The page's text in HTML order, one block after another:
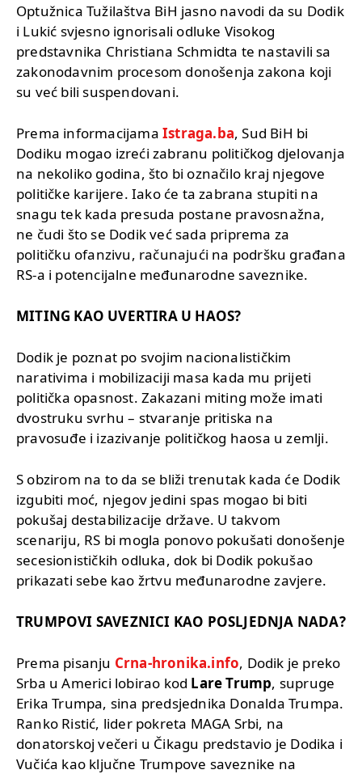
Optužnica Tužilaštva BiH jasno navodi da su Dodik
i Lukić svjesno ignorisali odluke Visokog
predstavnika Christiana Schmidta te nastavili sa
zakonodavnim procesom donošenja zakona koji
su već bili suspendovani.
Prema informacijama Istraga.ba, Sud BiH bi
Dodiku mogao izreći zabranu političkog djelovanja
na nekoliko godina, što bi označilo kraj njegove
političke karijere. Iako će ta zabrana stupiti na
snagu tek kada presuda postane pravosnažna,
ne čudi što se Dodik već sada priprema za
političku ofanzivu, računajući na podršku građana
RS-a i potencijalne međunarodne saveznike.
MITING KAO UVERTIRA U HAOS?
Dodik je poznat po svojim nacionalističkim
narativima i mobilizaciji masa kada mu prijeti
politička opasnost. Zakazani miting može imati
dvostruku svrhu – stvaranje pritiska na
pravosuđe i izazivanje političkog haosa u zemlji.
S obzirom na to da se bliži trenutak kada će Dodik
izgubiti moć, njegov jedini spas mogao bi biti
pokušaj destabilizacije države. U takvom
scenariju, RS bi mogla ponovo pokušati donošenje
secesionističkih odluka, dok bi Dodik pokušao
prikazati sebe kao žrtvu međunarodne zavjere.
TRUMPOVI SAVEZNICI KAO POSLJEDNJA NADA?
Prema pisanju Crna-hronika.info, Dodik je preko
Srba u Americi lobirao kod Lare Trump, supruge
Erika Trumpa, sina predsjednika Donalda Trumpa.
Ranko Ristić, lider pokreta MAGA Srbi, na
donatorskoj večeri u Čikagu predstavio je Dodika i
Vučića kao ključne Trumpove saveznike na